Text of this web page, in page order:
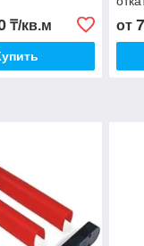
₸/кв.м от